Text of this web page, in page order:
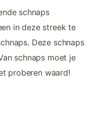
schnaps
in deze streek te
Deze schnaps
schnaps moet je
proberen waard!